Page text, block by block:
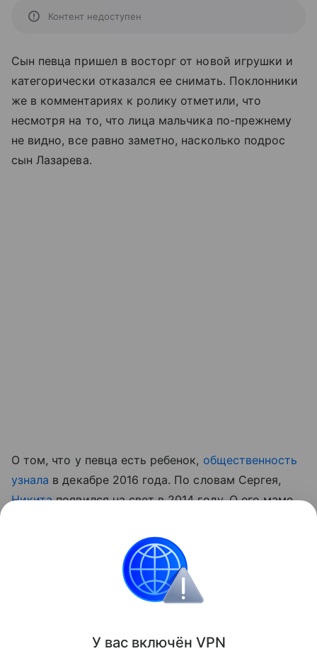
Контент недоступен
Сын певца пришел в восторг от новой игрушки и
категорически отказался ее снимать. Поклонники
же в комментариях к ролику отметили, что
несмотря на то, что лица мальчика по-прежнему
не видно, все равно заметно, насколько подрос
сын Лазарева.
О том, что у певца есть ребенок, общественность
узнала в декабре 2016 года. По словам Сергея,
Никитапоявился на свет в 2014 году. О его маме
Самые популярные подарки для
детей на Новый год .
У вас включён VPN